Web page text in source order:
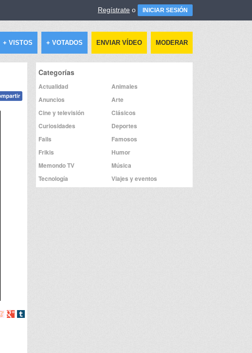
Regístrate o INICIAR SESIÓN
+ VISTOS + VOTADOS ENVIAR VÍDEO MODERAR
Compartir
Compartir
Compartir
Categorías
Actualidad
Animales
Anuncios
Arte
Cine y televisión
Clásicos
Curiosidades
Deportes
Fails
Famosos
Frikis
Humor
Memondo TV
Música
Tecnología
Viajes y eventos